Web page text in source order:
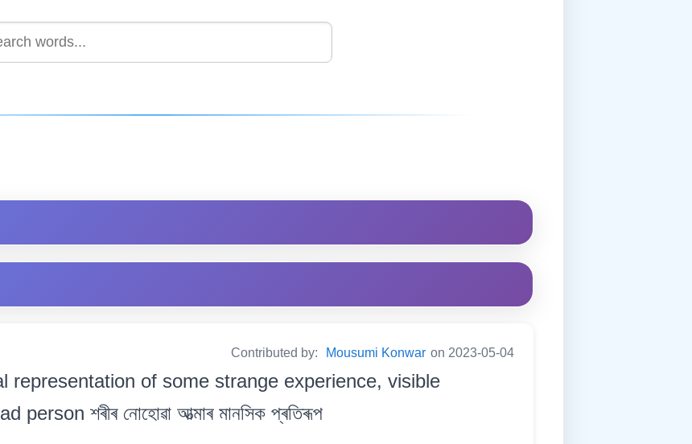
Contributed by: Mousumi Konwar on 2023-05-04
representation of some strange experience, visible
শৰীৰ নোহোৱা আত্মাৰ মানসিক প্ৰতিৰূপ